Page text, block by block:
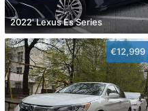
2022' Lexus Es Series
€12,999